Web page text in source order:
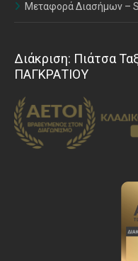
Μεταφορά Διασήμων –
Διάκριση: Πιάτσα
ΠΑΓΚΡΑΤΙΟΥ